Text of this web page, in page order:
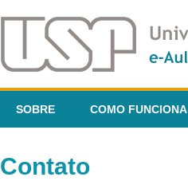
SOBRE COMO FUNCIONA
Contato